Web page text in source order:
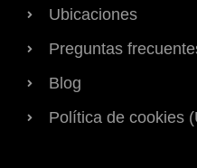
Ubicaciones
Preguntas
Blog
Política de cookies